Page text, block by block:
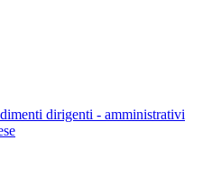
dirigenti - amministrativi